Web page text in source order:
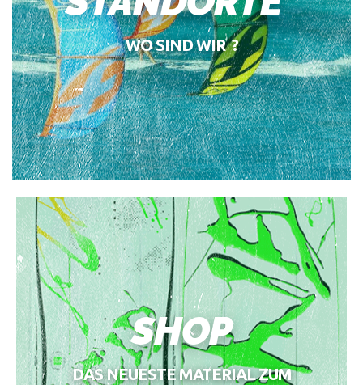
WO SIND WIR ?
SHOP
DAS NEUESTE MATERIAL ZUM